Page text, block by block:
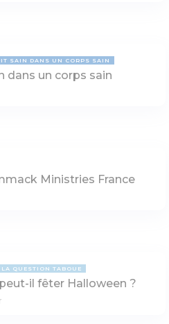
SAIN DANS UN CORPS SAIN
dans un corps sain
Ministries France
LA QUESTION TABOUE
il fêter Halloween ?